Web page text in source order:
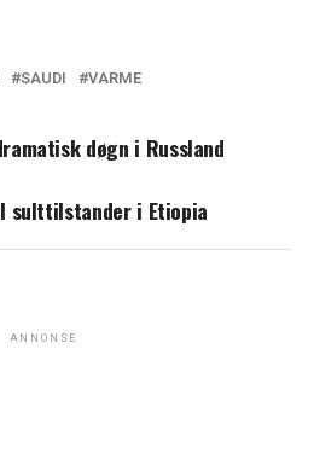
SAUDI VARME
døgn i Russland
sulttilstander i Etiopia
ANNONSE